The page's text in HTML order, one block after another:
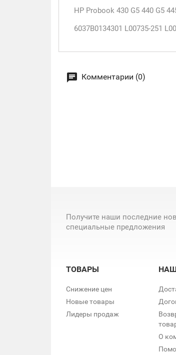
HP Probook 430 G5 440 G5
6037B0134301 L00735-251
Комментарии (0)
Получите наши последние
специальные предложения
ТОВАРЫ
Снижение цен
Новые товары
Лидеры продаж
О